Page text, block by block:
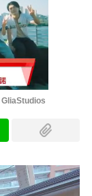
GliaStudios